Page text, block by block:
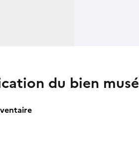
du bien